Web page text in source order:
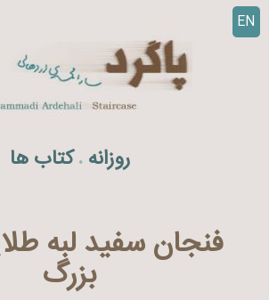
EN
و
ا
روزانه . کتاب ها
فنجان سفید لبه
‌بزرگ